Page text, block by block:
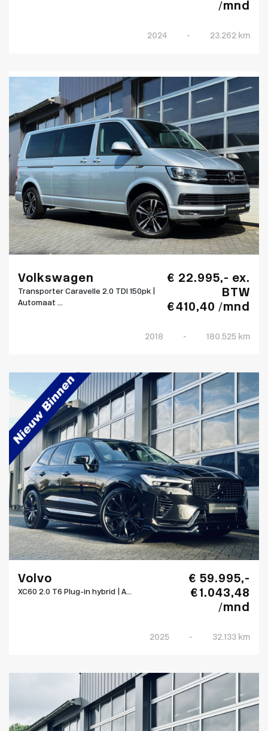
/mnd
2024 - 23.262 km
Volkswagen
Transporter Caravelle 2.0 TDI 150pk |
Automaat ...
€ 22.995,- ex.
BTW
€ 410,40 /mnd
2018 - 180.525 km
Volvo
XC60 2.0 T6 Plug-in hybrid | A...
€ 59.995,-
€ 1.043,48
/mnd
2025 - 32.133 km